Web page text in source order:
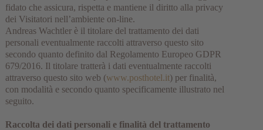
fidato che assicura, rispetta e mantiene il diritto alla privacy
dei Visitatori nell’ambiente on-line.
Andreas Wachtler è il titolare del trattamento dei dati
personali eventualmente raccolti attraverso questo sito
secondo quanto definito dal Regolamento Europeo GDPR
679/2016. Il titolare tratterà i dati eventualmente raccolti
attraverso questo sito web (www.posthotel.it) per finalità,
con modalità e secondo quanto specificamente illustrato nel
seguito.
Raccolta dei dati personali e finalità del trattamento